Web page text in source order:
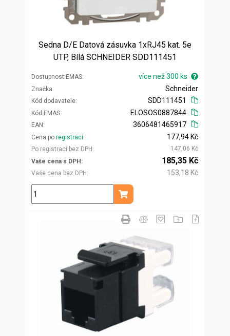
Sedna D/E Datová zásuvka 1xRJ45 kat. 5e
UTP, Bílá SCHNEIDER SDD111451
Dostupnost EMAS více než 300 ks
Značka
Kód dodavatele
Schneider
SDD111451
Kód EMAS
EAN
ELOSOS0887844
3606481465917
Cena po registraci
Po registraci bez DPH
177,94 Kč
147,06 Kč
Vaše cena s DPH
Vaše cena bez DPH
185,35 Kč
153,18 Kč
ks
Přidat do košíku